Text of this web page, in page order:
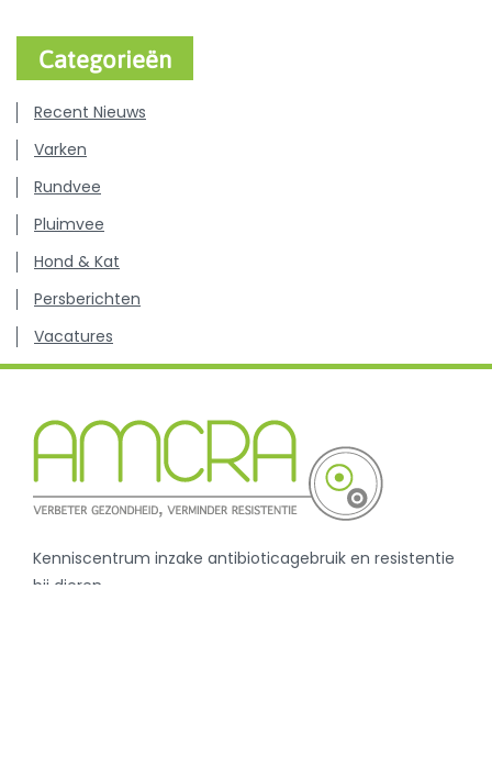
Categorieën
Recent Nieuws
Varken
Rundvee
Pluimvee
Hond & Kat
Persberichten
Vacatures
Kenniscentrum inzake antibioticagebruik en resistentie
bij dieren.